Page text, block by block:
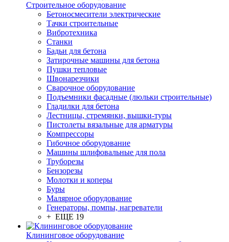
Строительное оборудование
Бетоносмесители электрические
Тачки строительные
Вибротехника
Станки
Бадьи для бетона
Затирочные машины для бетона
Пушки тепловые
Швонарезчики
Сварочное оборудование
Подъемники фасадные (люльки строительные)
Гладилки для бетона
Лестницы, стремянки, вышки-туры
Пистолеты вязальные для арматуры
Компрессоры
Гибочное оборудование
Машины шлифовальные для пола
Труборезы
Бензорезы
Молотки и коперы
Буры
Малярное оборудование
Генераторы, помпы, нагреватели
+ ЕЩЕ 19
Клининговое оборудование